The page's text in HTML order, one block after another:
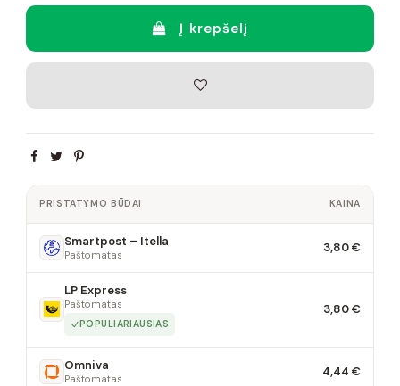
Į krepšelį
PRISTATYMO BŪDAI KAINA
Smartpost – Itella
Paštomatas 3,80 €
LP Express
Paštomatas
POPULIARIAUSIAS
3,80 €
Omniva
Paštomatas 4,44 €